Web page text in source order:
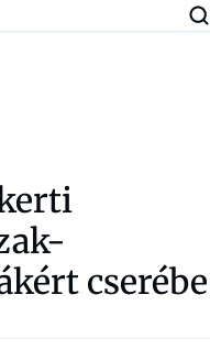
cserébe